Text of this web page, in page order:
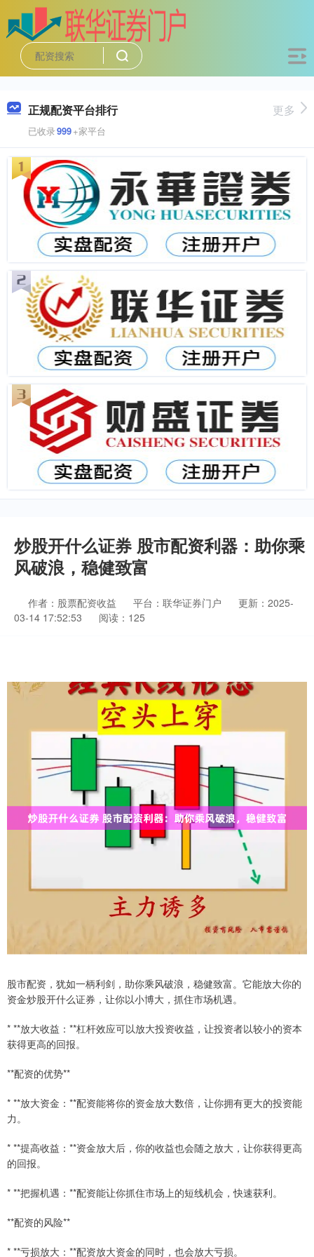
正规配资平台排行
已收录999+家平台
更多
炒股开什么证券 股市配资利器：助你乘
风破浪，稳健致富
作者：股票配资收益 平台：联华证券门户
更新：2025-
03-14 17:52:53
阅读：125
股市配资，犹如一柄利剑，助你乘风破浪，稳健致富。它能放大你的
资金炒股开什么证券，让你以小博大，抓住市场机遇。
* **放大收益：**杠杆效应可以放大投资收益，让投资者以较小的资本
获得更高的回报。
**配资的优势**
* **放大资金：**配资能将你的资金放大数倍，让你拥有更大的投资能
力。
* **提高收益：**资金放大后，你的收益也会随之放大，让你获得更高
的回报。
* **把握机遇：**配资能让你抓住市场上的短线机会，快速获利。
**配资的风险**
* **亏损放大：**配资放大资金的同时，也会放大亏损。